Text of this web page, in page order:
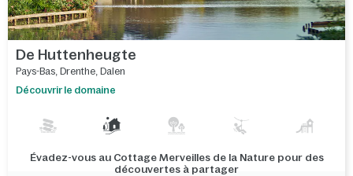
De Huttenheugte
Pays-Bas Drenthe Dalen
Découvrir le domaine
Évadez-vous au Cottage Merveilles de la Nature pour des
découvertes à partager